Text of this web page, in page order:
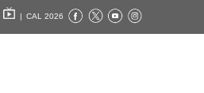
| CAL 2026